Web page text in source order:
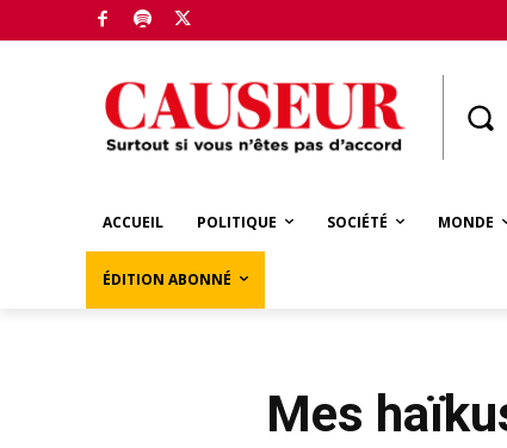
ACCUEIL POLITIQUE SOCIÉTÉ MONDE
ÉDITION ABONNÉ
Mes